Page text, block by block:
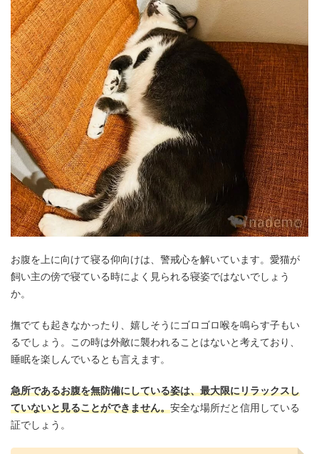
お腹を上に向けて寝る仰向けは、警戒心を解いています。愛猫が
飼い主の傍で寝ている時によく見られる寝姿ではないでしょう
か。
撫でても起きなかったり、嬉しそうにゴロゴロ喉を鳴らす子もい
るでしょう。この時は外敵に襲われることはないと考えており、
睡眠を楽しんでいるとも言えます。
急所であるお腹を無防備にしている姿は、最大限にリラックスし
ていないと見ることができません。安全な場所だと信用している
証でしょう。